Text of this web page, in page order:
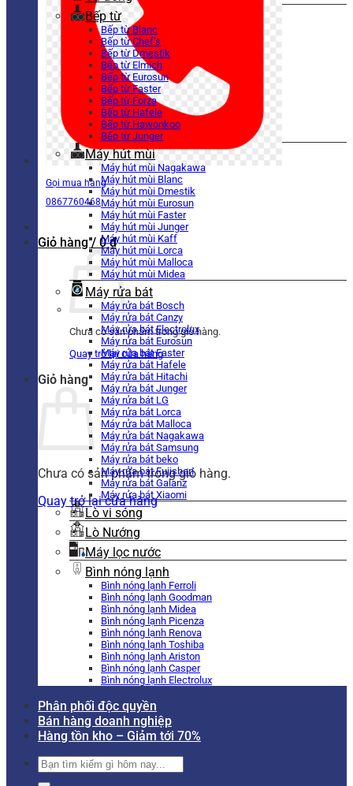
Gọi mua hàng
0867760468
Giỏ hàng / 0₫
Chưa có sản phẩm trong giỏ hàng.
Quay trở lại cửa hàng
Giỏ hàng
Chưa có sản phẩm trong giỏ hàng.
Quay trở lại cửa hàng
Bếp từ
Bếp từ Blanc
Bếp từ Chef’s
Bếp từ Dmestik
Bếp từ Elmich
Bếp từ Eurosun
Bếp từ Faster
Bếp từ Forza
Bếp từ Hafele
Bếp từ Hawonkoo
Bếp từ Junger
Máy hút mùi
Máy hút mùi Nagakawa
Máy hút mùi Blanc
Máy hút mùi Dmestik
Máy hút mùi Eurosun
Máy hút mùi Faster
Máy hút mùi Junger
Máy hút mùi Kaff
Máy hút mùi Lorca
Máy hút mùi Malloca
Máy hút mùi Midea
Máy rửa bát
Máy rửa bát Bosch
Máy rửa bát Canzy
Máy rửa bát Electrolux
Máy rửa bát Eurosun
Máy rửa bát Faster
Máy rửa bát Hafele
Máy rửa bát Hitachi
Máy rửa bát Junger
Máy rửa bát LG
Máy rửa bát Lorca
Máy rửa bát Malloca
Máy rửa bát Nagakawa
Máy rửa bát Samsung
Máy rửa bát beko
Máy rửa bát Fujishan
Máy rửa bát Galanz
Máy rửa bát Xiaomi
Lò vi sóng
Lò Nướng
Máy lọc nước
Bình nóng lạnh
Bình nóng lạnh Ferroli
Bình nóng lạnh Goodman
Bình nóng lạnh Midea
Bình nóng lạnh Picenza
Bình nóng lạnh Renova
Bình nóng lạnh Toshiba
Bình nóng lạnh Ariston
Bình nóng lạnh Casper
Bình nóng lạnh Electrolux
Phân phối độc quyền
Bán hàng doanh nghiệp
Hàng tồn kho – Giảm tới 70%
Tìm
kiếm: